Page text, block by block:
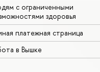
с ограниченными
здоровья
платежная страница
в Вышке